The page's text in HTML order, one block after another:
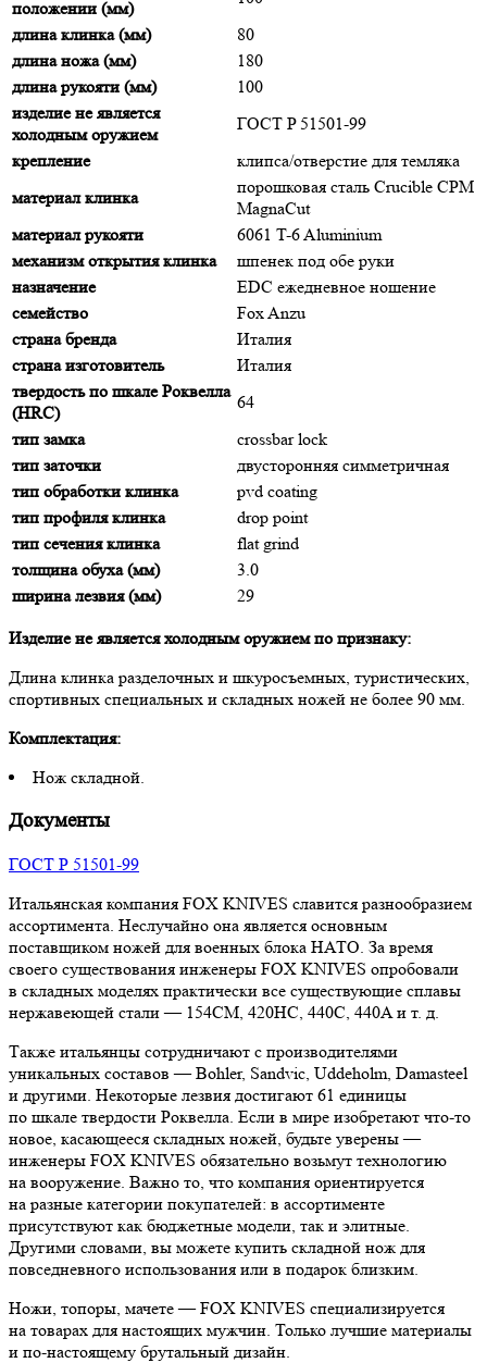
положении (мм)
длина клинка (мм)
80
длина ножа (мм)
180
длина рукояти (мм)
100
изделие не является
холодным оружием
ГОСТ P 51501-99
крепление
клипса/отверстие для темляка
материал клинка
порошковая сталь Crucible CPM
MagnaCut
материал рукояти
6061 T-6 Aluminium
механизм открытия клинка
шпенек под обе руки
назначение
EDC ежедневное ношение
семейство
Fox Anzu
страна бренда
Италия
страна изготовитель
Италия
твердость по шкале Роквелла
(HRC)
64
тип замка
crossbar lock
тип заточки
двусторонняя симметричная
тип обработки клинка
pvd coating
тип профиля клинка
drop point
тип сечения клинка
flat grind
толщина обуха (мм)
3.0
ширина лезвия (мм)
29
Изделие не является холодным оружием по признаку:
Длина клинка разделочных и шкуросъемных, туристических,
спортивных специальных и складных ножей не более 90 мм.
Комплектация:
Нож складной.
Документы
ГОСТ Р 51501-99
Итальянская компания FOX KNIVES славится разнообразием
ассортимента. Неслучайно она является основным
поставщиком ножей для военных блока НАТО. За время
своего существования инженеры FOX KNIVES опробовали
в складных моделях практически все существующие сплавы
нержавеющей стали — 154CM, 420HC, 440C, 440A и т. д.
Также итальянцы сотрудничают с производителями
уникальных составов — Bohler, Sandvic, Uddeholm, Damasteel
и другими. Некоторые лезвия достигают 61 единицы
по шкале твердости Роквелла. Если в мире изобретают что-то
новое, касающееся складных ножей, будьте уверены —
инженеры FOX KNIVES обязательно возьмут технологию
на вооружение. Важно то, что компания ориентируется
на разные категории покупателей: в ассортименте
присутствуют как бюджетные модели, так и элитные.
Другими словами, вы можете купить складной нож для
повседневного использования или в подарок близким.
Ножи, топоры, мачете — FOX KNIVES специализируется
на товарах для настоящих мужчин. Только лучшие материалы
и по-настоящему брутальный дизайн.